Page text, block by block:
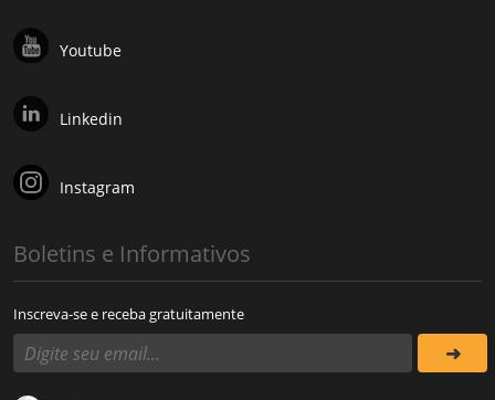
Youtube
Linkedin
Instagram
Boletins e Informativos
Inscreva-se e receba gratuitamente